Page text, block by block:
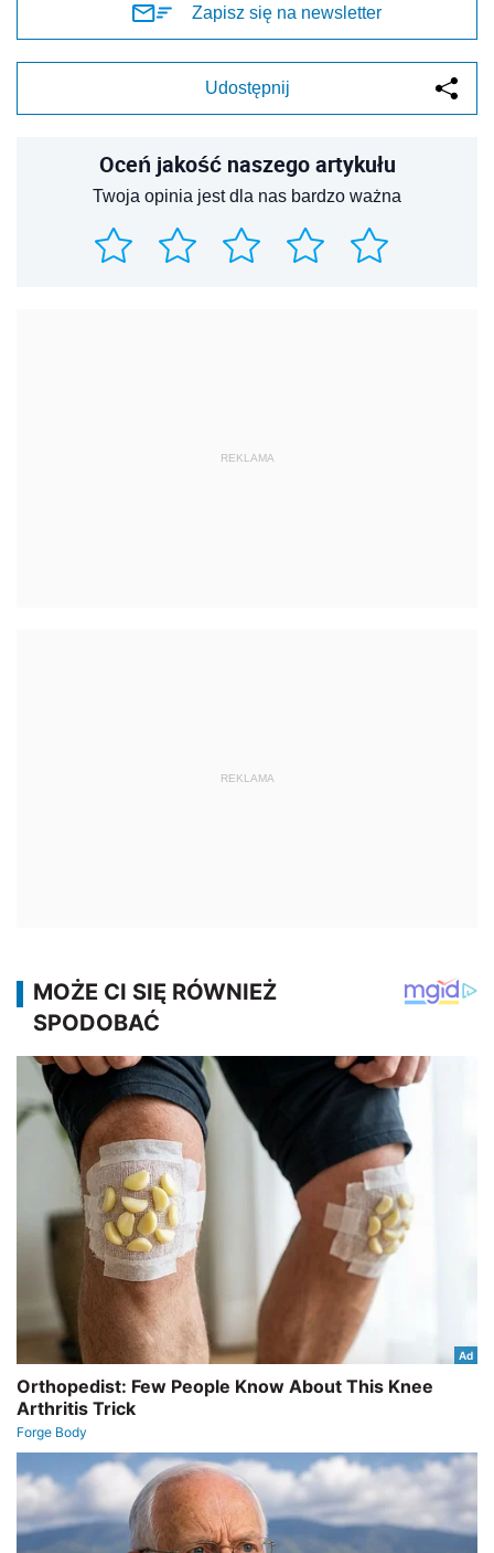
Zapisz się na newsletter
Udostępnij
Oceń jakość naszego artykułu
Twoja opinia jest dla nas bardzo ważna
REKLAMA
REKLAMA